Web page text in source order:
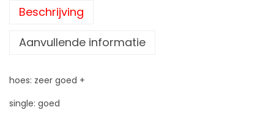
Beschrijving
Aanvullende informatie
hoes: zeer goed +
single: goed